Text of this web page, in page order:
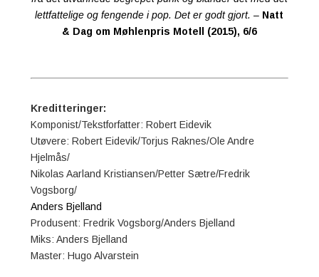
lettfattelige og fengende ipop. Det er godt gjort. – Natt
& Dag om Møhlenpris Motell (2015), 6/6
Kreditteringer:
Komponist/Tekstforfatter: Robert Eidevik
Utøvere: Robert Eidevik/Torjus Raknes/Ole Andre
Hjelmås/
Nikolas Aarland Kristiansen/Petter Sætre/Fredrik
Vogsborg/
Anders Bjelland
Produsent: Fredrik Vogsborg/Anders Bjelland
Miks: Anders Bjelland
Master: Hugo Alvarstein